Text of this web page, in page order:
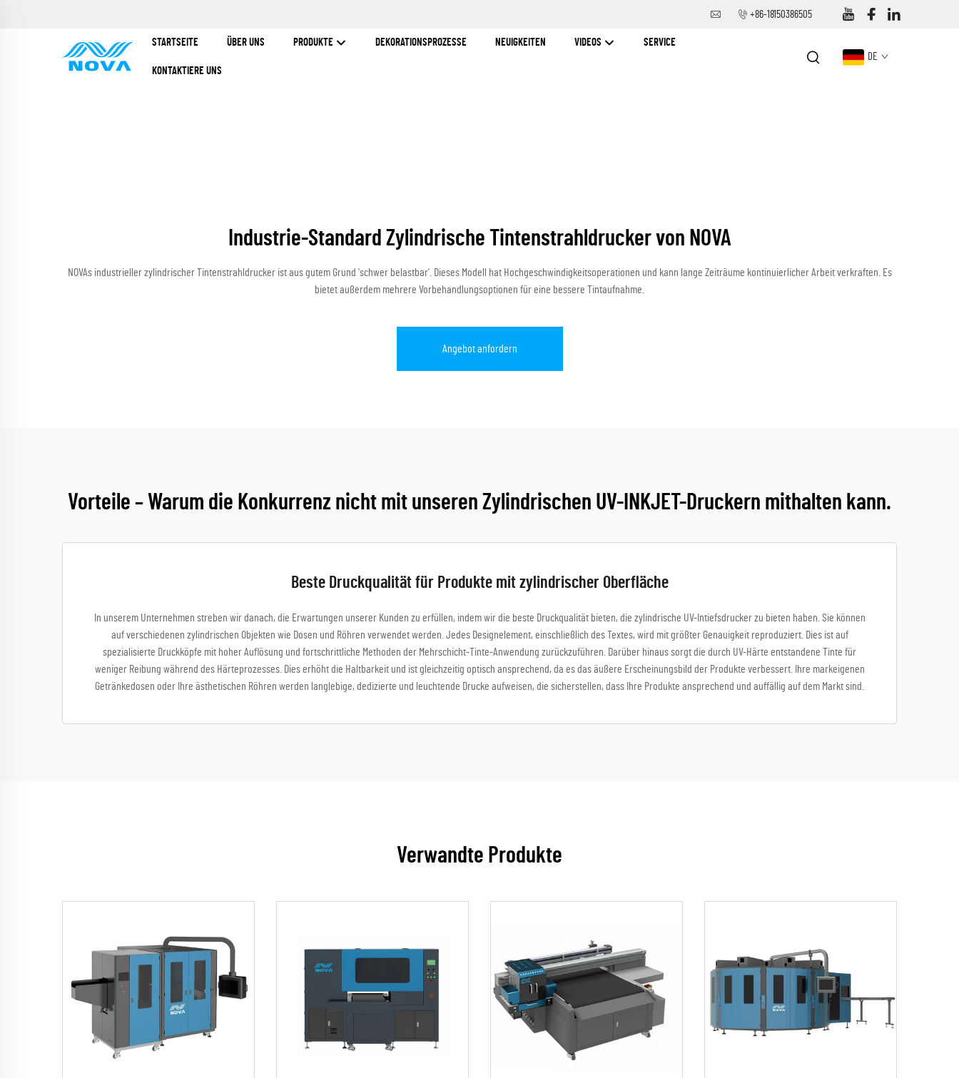
+86-18150386505
STARTSEITE ÜBER UNS PRODUKTE DEKORATIONSPROZESSE NEUIGKEITEN VIDEOS SERVICE
KONTAKTIERE UNS
DE
Industrie-Standard Zylindrische Tintenstrahldrucker von NOVA
NOVAs industrieller zylindrischer Tintenstrahldrucker ist aus gutem Grund 'schwer belastbar'. Dieses Modell hat Hochgeschwindigkeitsoperationen und kann lange Zeiträume kontinuierlicher Arbeit verkraften. Es
bietet außerdem mehrere Vorbehandlungsoptionen für eine bessere Tintaufnahme.
Angebot anfordern
Vorteile – Warum die Konkurrenz nicht mit unseren Zylindrischen UV-INKJET-Druckern mithalten kann.
Beste Druckqualität für Produkte mit zylindrischer Oberfläche
In unserem Unternehmen streben wir danach, die Erwartungen unserer Kunden zu erfüllen, indem wir die beste Druckqualität bieten, die zylindrische UV-Intiefsdrucker zu bieten haben. Sie können
auf verschiedenen zylindrischen Objekten wie Dosen und Röhren verwendet werden. Jedes Designelement, einschließlich des Textes, wird mit größter Genauigkeit reproduziert. Dies ist auf
spezialisierte Druckköpfe mit hoher Auflösung und fortschrittliche Methoden der Mehrschicht-Tinte-Anwendung zurückzuführen. Darüber hinaus sorgt die durch UV-Härte entstandene Tinte für
weniger Reibung während des Härteprozesses. Dies erhöht die Haltbarkeit und ist gleichzeitig optisch ansprechend, da es das äußere Erscheinungsbild der Produkte verbessert. Ihre markeigenen
Getränkedosen oder Ihre ästhetischen Röhren werden langlebige, dedizierte und leuchtende Drucke aufweisen, die sicherstellen, dass Ihre Produkte ansprechend und auffällig auf dem Markt sind.
Verwandte Produkte